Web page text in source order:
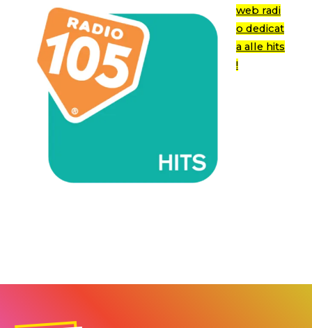
web radi
o dedicat
a alle hits
!